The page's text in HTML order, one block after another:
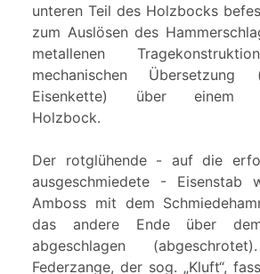
unteren Teil des Holzbocks
zum Auslösen des
metallenen
mechanischen Übersetzung
Eisenkette) über einem
Holzbock.
Der rotglühende - auf die
ausgeschmiedete - Eisenstab
Amboss mit dem
das andere Ende über dem
abgeschlagen
Federzange, der sog. „Kluft“,